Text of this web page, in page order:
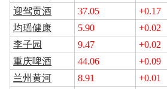
迎驾贡酒
37.05 +0.17
均瑶健康
5.90 +0.02
李子园
9.47 +0.02
重庆啤酒
44.06 +0.09
兰州黄河
8.91 +0.01